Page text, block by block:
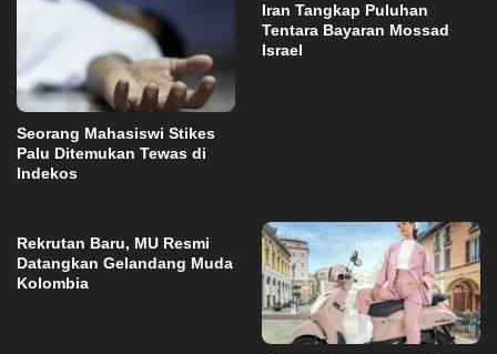
Seorang Mahasiswi Stikes
Palu Ditemukan Tewas di
Indekos
Iran Tangkap Puluhan
Tentara Bayaran Mossad
Israel
Rekrutan Baru, MU Resmi
Datangkan Gelandang Muda
Kolombia